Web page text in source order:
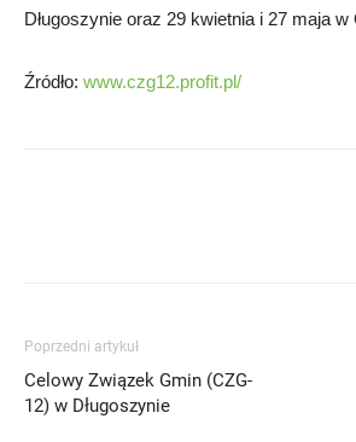
Długoszynie oraz 29 kwietnia i 27 maja w
Źródło: www.czg12.profit.pl/
Poprzedni artykuł
Celowy Związek Gmin (CZG-
12) w Długoszynie